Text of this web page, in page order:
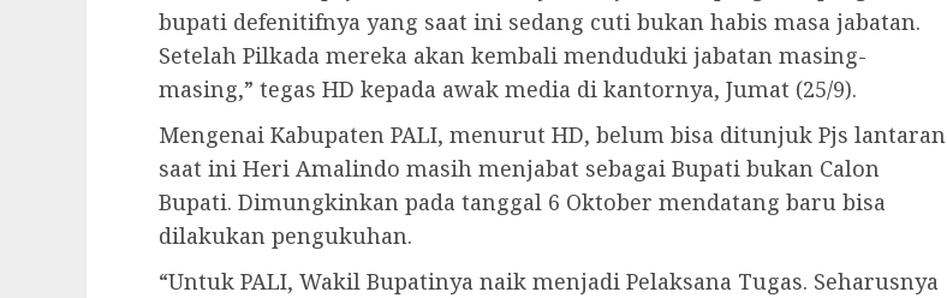
bupati defenitifnya yang saat ini sedang cuti bukan habis masa jabatan.
Setelah Pilkada mereka akan kembali menduduki jabatan masing-
masing,” tegas HD kepada awak media di kantornya, Jumat (25/9).
Mengenai Kabupaten PALI, menurut HD, belum bisa ditunjuk Pjs lantaran
saat ini Heri Amalindo masih menjabat sebagai Bupati bukan Calon
Bupati. Dimungkinkan pada tanggal 6 Oktober mendatang baru bisa
dilakukan pengukuhan.
“Untuk PALI, Wakil Bupatinya naik menjadi Pelaksana Tugas. Seharusnya